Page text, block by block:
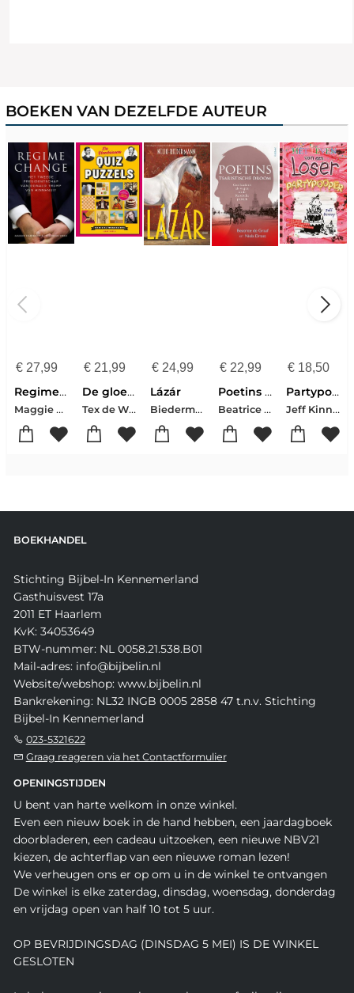
BOEKEN VAN DEZELFDE AUTEUR
€27,99
Regime change
Maggie Haberman-Jonathan Swan
€21,99
De gloednieuwe QuizPuzzels
Tex de Wit-Thomas Swierts
€ 24,99
Lázár
Biedermann, Nelio
€ 22,99
Poetins tsaristische droom
Beatrice de Graaf-Niels Drost
€ 18,50
Partypooper
Jeff Kinney
BOEKHANDEL
Stichting Bijbel-In Kennemerland
Gasthuisvest 17a
2011 ET Haarlem
KvK: 34053649
BTW-nummer: NL 0058.21.538.B01
Mail-adres: info@bijbelin.nl
Website/webshop: www.bijbelin.nl
Bankrekening: NL32 INGB 0005 2858 47 t.n.v. Stichting
Bijbel-In Kennemerland
023-5321622
Graag reageren via het Contactformulier
OPENINGSTIJDEN
U bent van harte welkom in onze winkel.
Even een nieuw boek in de hand hebben, een jaardagboek
doorbladeren, een cadeau uitzoeken, een nieuwe NBV21
kiezen, de achterflap van een nieuwe roman lezen!
We verheugen ons er op om u in de winkel te ontvangen
De winkel is elke zaterdag, dinsdag, woensdag, donderdag
en vrijdag open van half 10 tot 5 uur.
OP BEVRIJDINGSDAG (DINSDAG 5 MEI) IS DE WINKEL
GESLOTEN